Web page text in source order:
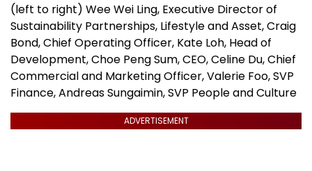
(left to right) Wee Wei Ling, Executive Director of
Sustainability Partnerships, Lifestyle and Asset, Craig
Bond, Chief Operating Officer, Kate Loh, Head of
Development, Choe Peng Sum, CEO, Celine Du, Chief
Commercial and Marketing Officer, Valerie Foo, SVP
Finance, Andreas Sungaimin, SVP People and Culture
ADVERTISEMENT